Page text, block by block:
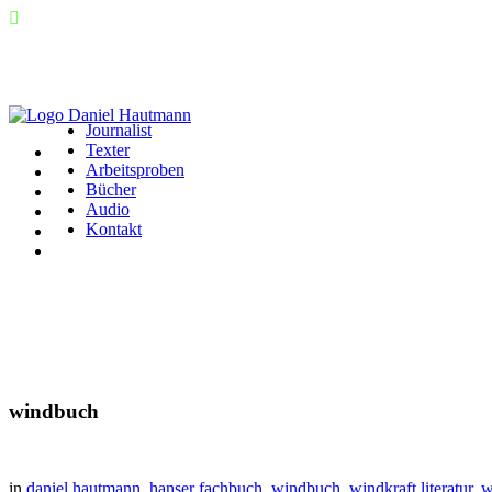
Journalist
Texter
Arbeitsproben
Bücher
Audio
Kontakt
windbuch
in daniel hautmann, hanser fachbuch, windbuch, windkraft literatur,